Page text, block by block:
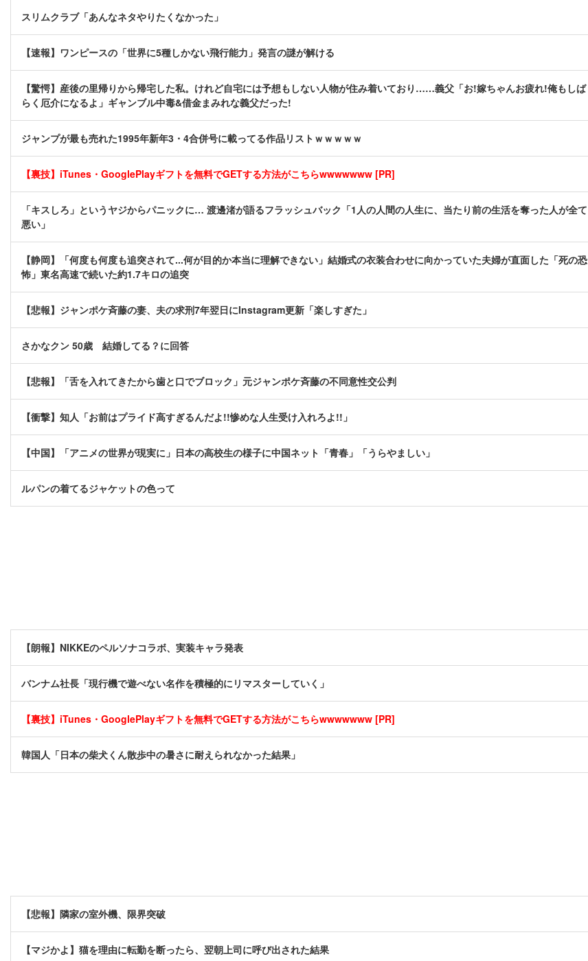
スリムクラブ「あんなネタやりたくなかった」
【速報】ワンピースの「世界に5種しかない飛行能力」発言の謎が解ける
【驚愕】産後の里帰りから帰宅した私。けれど自宅には予想もしない人物が住み着いており……義父「お!嫁ちゃんお疲れ!俺もしば
らく厄介になるよ」ギャンブル中毒&借金まみれな義父だった!
ジャンプが最も売れた1995年新年3・4合併号に載ってる作品リストｗｗｗｗｗ
【裏技】iTunes・GooglePlayギフトを無料でGETする方法がこちらwwwwwww [PR]
「キスしろ」というヤジからパニックに… 渡邊渚が語るフラッシュバック「1人の人間の人生に、当たり前の生活を奪った人が全て
悪い」
【静岡】「何度も何度も追突されて...何が目的か本当に理解できない」結婚式の衣装合わせに向かっていた夫婦が直面した「死の恐
怖」東名高速で続いた約1.7キロの追突
【悲報】ジャンポケ斉藤の妻、夫の求刑7年翌日にInstagram更新「楽しすぎた」
さかなクン 50歳 結婚してる？に回答
【悲報】「舌を入れてきたから歯と口でブロック」元ジャンポケ斉藤の不同意性交公判
【衝撃】知人「お前はプライド高すぎるんだよ!!惨めな人生受け入れろよ!!」
【中国】「アニメの世界が現実に」日本の高校生の様子に中国ネット「青春」「うらやましい」
ルパンの着てるジャケットの色って
【朗報】NIKKEのペルソナコラボ、実装キャラ発表
バンナム社長「現行機で遊べない名作を積極的にリマスターしていく」
【裏技】iTunes・GooglePlayギフトを無料でGETする方法がこちらwwwwwww [PR]
韓国人「日本の柴犬くん散歩中の暑さに耐えられなかった結果」
【悲報】隣家の室外機、限界突破
【マジかよ】猫を理由に転勤を断ったら、翌朝上司に呼び出された結果